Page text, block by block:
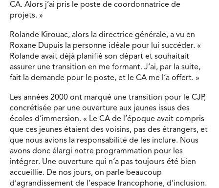
CA. Alors j’ai pris le poste de coordonnatrice de
projets. »
Rolande Kirouac, alors la directrice générale, a vu en
Roxane Dupuis la personne idéale pour lui succéder. «
Rolande avait déjà planifié son départ et souhaitait
assurer une transition en me formant. J’ai, par la suite,
fait la demande pour le poste, et le CA me l’a offert. »
Les années 2000 ont marqué une transition pour le CJP,
concrétisée par une ouverture aux jeunes issus des
écoles d’immersion. « Le CA de l’époque avait compris
que ces jeunes étaient des voisins, pas des étrangers, et
que nous avions la responsabilité de les inclure. Nous
avons donc élargi notre programmation pour les
intégrer. Une ouverture qui n’a pas toujours été bien
accueillie. De nos jours, on parle beaucoup
d’agrandissement de l’espace francophone, d’inclusion.